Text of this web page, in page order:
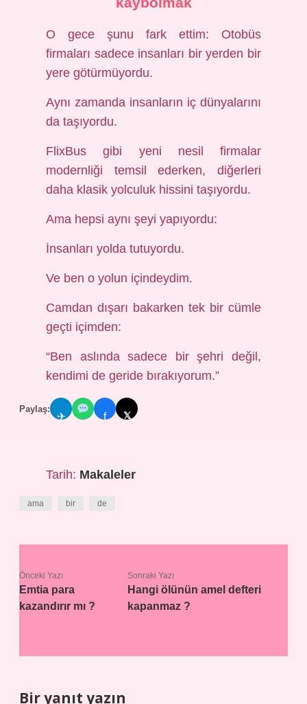
O gece şunu fark ettim: Otobüs
firmaları sadece insanları bir yerden bir
yere götürmüyordu.
Aynı zamanda insanların iç dünyalarını
da taşıyordu.
FlixBus gibi yeni nesil firmalar
modernliği temsil ederken, diğerleri
daha klasik yolculuk hissini taşıyordu.
Ama hepsi aynı şeyi yapıyordu:
İnsanları yolda tutuyordu.
Ve ben o yolun içindeydim.
Camdan dışarı bakarken tek bir cümle
geçti içimden:
“Ben aslında sadece bir şehri değil,
kendimi de geride bırakıyorum.”
Paylaş:
✈ f 𝕏
Tarih: Makaleler
ama bir de
Önceki Yazı
Emtia para
kazandırır mı ?
Sonraki Yazı
Hangi ölünün amel defteri
kapanmaz ?
Bir yanıt yazın